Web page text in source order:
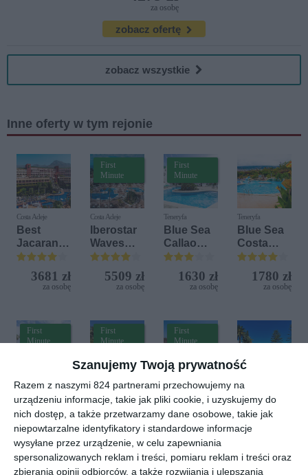
Szanujemy Twoją prywatność
Razem z naszymi 824 partnerami przechowujemy na
urządzeniu informacje, takie jak pliki cookie, i uzyskujemy do
nich dostęp, a także przetwarzamy dane osobowe, takie jak
niepowtarzalne identyfikatory i standardowe informacje
wysyłane przez urządzenie, w celu zapewniania
spersonalizowanych reklam i treści, pomiaru reklam i treści oraz
zbierania opinii odbiorców, a także rozwijania i ulepszania
za osobę
zobacz ofertę
zobacz wszystkie
Inne oferty w tym rejonie
Costa Adeje
Best
Jacarand
a
3681 zł
za osobę
First
Minute
Costa Adeje
Iberostar
Waves
Las Dalias
5509 zł
za osobę
First
Minute
Teneryfa
Blue Sea
Callao
Garden
(ex Vime)
1630 zł
za osobę
Teneryfa
Blue Sea
Costa
Jardin
1780 zł
za osobę
First
Minute
Teneryfa
Blue Sea
Puerto
Resort
1972 zł
za osobę
First
Minute
Teneryfa
Sol
Puerto de
la Cruz
(ex TRYP
Puerto de
la Cruz)
2499 zł
za osobę
First
Minute
Teneryfa
Ona
Alborada
(ex.
Alborada
Ocean
Club)
2647 zł
za osobę
Teneryfa
Best
Semirami
za osobę